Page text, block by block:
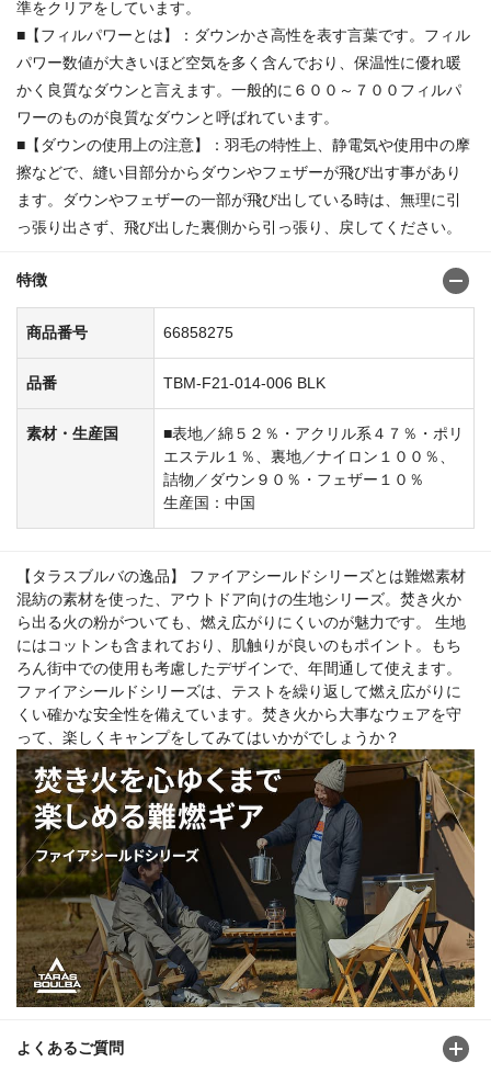
準をクリアをしています。
■【フィルパワーとは】：ダウンかさ高性を表す言葉です。フィル
パワー数値が大きいほど空気を多く含んでおり、保温性に優れ暖
かく良質なダウンと言えます。一般的に６００～７００フィルパ
ワーのものが良質なダウンと呼ばれています。
■【ダウンの使用上の注意】：羽毛の特性上、静電気や使用中の摩
擦などで、縫い目部分からダウンやフェザーが飛び出す事があり
ます。ダウンやフェザーの一部が飛び出している時は、無理に引
っ張り出さず、飛び出した裏側から引っ張り、戻してください。
特徴
商品番号 66858275
品番 TBM-F21-014-006 BLK
素材・生産国
■表地／綿５２％・アクリル系４７％・ポリ
エステル１％、裏地／ナイロン１００％、
詰物／ダウン９０％・フェザー１０％
生産国：中国
【タラスブルバの逸品】 ファイアシールドシリーズとは難燃素材
混紡の素材を使った、アウトドア向けの生地シリーズ。焚き火か
ら出る火の粉がついても、燃え広がりにくいのが魅力です。 生地
にはコットンも含まれており、肌触りが良いのもポイント。もち
ろん街中での使用も考慮したデザインで、年間通して使えます。
ファイアシールドシリーズは、テストを繰り返して燃え広がりに
くい確かな安全性を備えています。焚き火から大事なウェアを守
って、楽しくキャンプをしてみてはいかがでしょうか？
よくあるご質問